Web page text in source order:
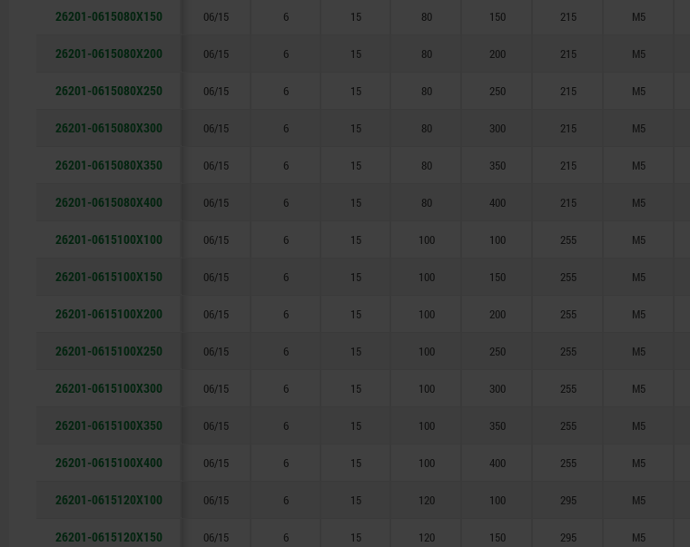
26201-0615080X150 06/15 6 15 80 150 215 M5
26201-0615080X200 06/15 6 15 80 200 215 M5
26201-0615080X250 06/15 6 15 80 250 215 M5
26201-0615080X300 06/15 6 15 80 300 215 M5
26201-0615080X350 06/15 6 15 80 350 215 M5
26201-0615080X400 06/15 6 15 80 400 215 M5
26201-0615100X100 06/15 6 15 100 100 255 M5
26201-0615100X150 06/15 6 15 100 150 255 M5
26201-0615100X200 06/15 6 15 100 200 255 M5
26201-0615100X250 06/15 6 15 100 250 255 M5
26201-0615100X300 06/15 6 15 100 300 255 M5
26201-0615100X350 06/15 6 15 100 350 255 M5
26201-0615100X400 06/15 6 15 100 400 255 M5
26201-0615120X100 06/15 6 15 120 100 295 M5
26201-0615120X150 06/15 6 15 120 150 295 M5